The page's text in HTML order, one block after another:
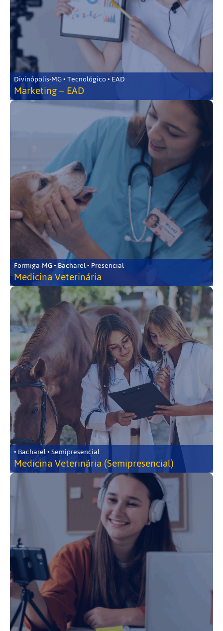
Divinópolis-MG • Tecnológico • EAD
Marketing – EAD
Formiga-MG • Bacharel • Presencial
Medicina Veterinária
• Bacharel • Semipresencial
Medicina Veterinária (Semipresencial)